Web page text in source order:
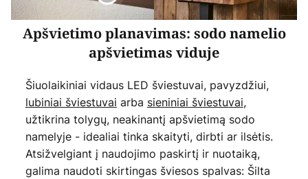
Apšvietimo planavimas: sodo namelio
apšvietimas viduje
Šiuolaikiniai vidaus LED šviestuvai, pavyzdžiui,
lubiniai šviestuvai arba sieniniai šviestuvai,
užtikrina tolygų, neakinantį apšvietimą sodo
namelyje - idealiai tinka skaityti, dirbti ar ilsėtis.
Atsižvelgiant į naudojimo paskirtį ir nuotaiką,
galima naudoti skirtingas šviesos spalvas: Šilta